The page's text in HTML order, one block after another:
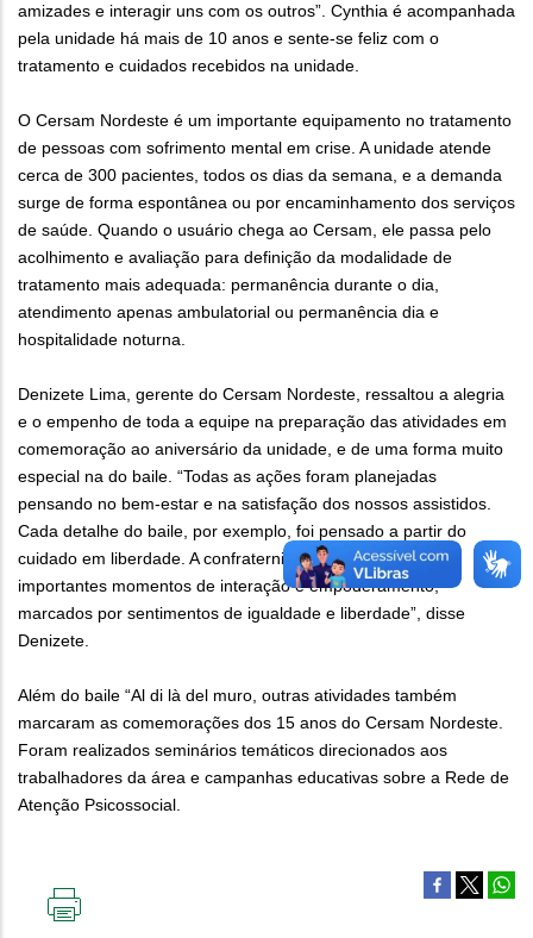
amizades e interagir uns com os outros”. Cynthia é acompanhada
pela unidade há mais de 10 anos e sente-se feliz com o
tratamento e cuidados recebidos na unidade.
O Cersam Nordeste é um importante equipamento no tratamento
de pessoas com sofrimento mental em crise. A unidade atende
cerca de 300 pacientes, todos os dias da semana, e a demanda
surge de forma espontânea ou por encaminhamento dos serviços
de saúde. Quando o usuário chega ao Cersam, ele passa pelo
acolhimento e avaliação para definição da modalidade de
tratamento mais adequada: permanência durante o dia,
atendimento apenas ambulatorial ou permanência dia e
hospitalidade noturna.
Denizete Lima, gerente do Cersam Nordeste, ressaltou a alegria
e o empenho de toda a equipe na preparação das atividades em
comemoração ao aniversário da unidade, e de uma forma muito
especial na do baile. “Todas as ações foram planejadas
pensando no bem-estar e na satisfação dos nossos assistidos.
Cada detalhe do baile, por exemplo, foi pensado a partir do
cuidado em liberdade. A confraternização proporcionou
importantes momentos de interação e empoderamento,
marcados por sentimentos de igualdade e liberdade”, disse
Denizete.
Além do baile “Al di là del muro, outras atividades também
marcaram as comemorações dos 15 anos do Cersam Nordeste.
Foram realizados seminários temáticos direcionados aos
trabalhadores da área e campanhas educativas sobre a Rede de
Atenção Psicossocial.